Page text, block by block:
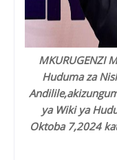
MKURUGENZI
Huduma za
ya Wiki ya
Oktoba 7,2024